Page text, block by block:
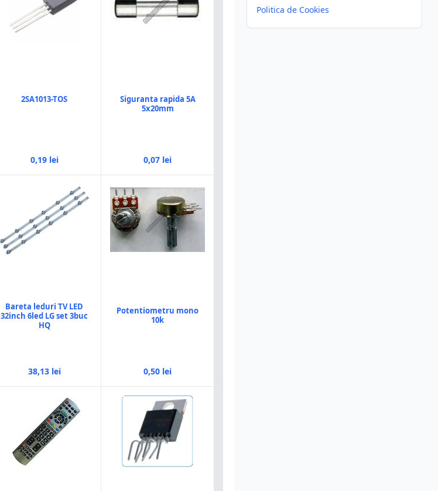
2SA1013-TOS
0,19 lei
Siguranta rapida 5A
5x20mm
0,07 lei
Bareta leduri TV LED
32inch 6led LG set 3buc
HQ
38,13 lei
Potentiometru mono
10k
0,50 lei
Politica de Cookies